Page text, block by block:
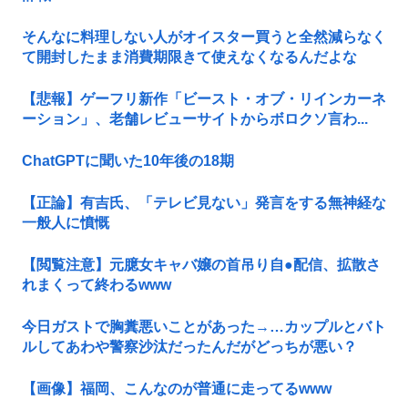
そんなに料理しない人がオイスター買うと全然減らなく
て開封したまま消費期限きて使えなくなるんだよな
【悲報】ゲーフリ新作「ビースト・オブ・リインカーネ
ーション」、老舗レビューサイトからボロクソ言わ...
ChatGPTに聞いた10年後の18期
【正論】有吉氏、「テレビ見ない」発言をする無神経な
一般人に憤慨
【閲覧注意】元臆女キャバ嬢の首吊り自●配信、拡散さ
れまくって終わるwww
今日ガストで胸糞悪いことがあった→…カップルとバト
ルしてあわや警察沙汰だったんだがどっちが悪い？
【画像】福岡、こんなのが普通に走ってるwww